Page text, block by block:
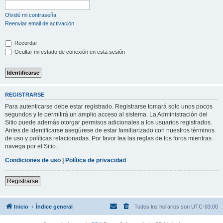
Olvidé mi contraseña
Reenviar email de activación
Recordar
Ocultar mi estado de conexión en esta sesión
REGISTRARSE
Para autenticarse debe estar registrado. Registrarse tomará solo unos pocos
segundos y le permitirá un amplio acceso al sistema. La Administración del
Sitio puede además otorgar permisos adicionales a los usuarios registrados.
Antes de identificarse asegúrese de estar familiarizado con nuestros términos
de uso y políticas relacionadas. Por favor lea las reglas de los foros mientras
navega por el Sitio.
Condiciones de uso | Política de privacidad
Registrarse
Inicio Índice general Todos los horarios son UTC-03:00